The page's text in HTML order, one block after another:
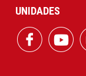
UNIDADES